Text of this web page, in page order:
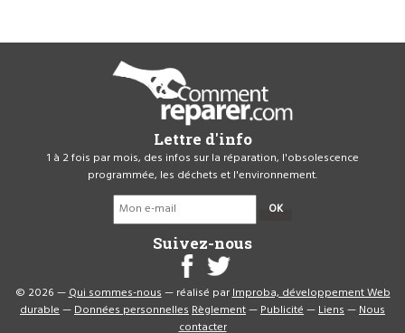
Lettre d'info
1 à 2 fois par mois, des infos sur la réparation, l'obsolescence
programmée, les déchets et l'environnement.
OK
Suivez-nous
© 2026 —Qui sommes-nous— réalisé parImproba, développement Web
durable—Données personnellesRèglement—Publicité—Liens—Nous
contacter